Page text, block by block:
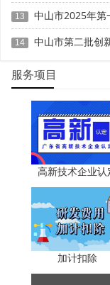
2. 博士后平台建
新设博士后科研
建站补贴，分站70
实践基地改设工作
博士后设站单位每
位相应工作津贴支
3. 住房与生活配
机构新引进的全
首年免收租金、次
房租金的30%、第
人一套房，硕士、
科和技师人才一
13 中山市2025年第一批企业科
14 中山市第二批创
服务项目
高新技术企业认
加计扣除